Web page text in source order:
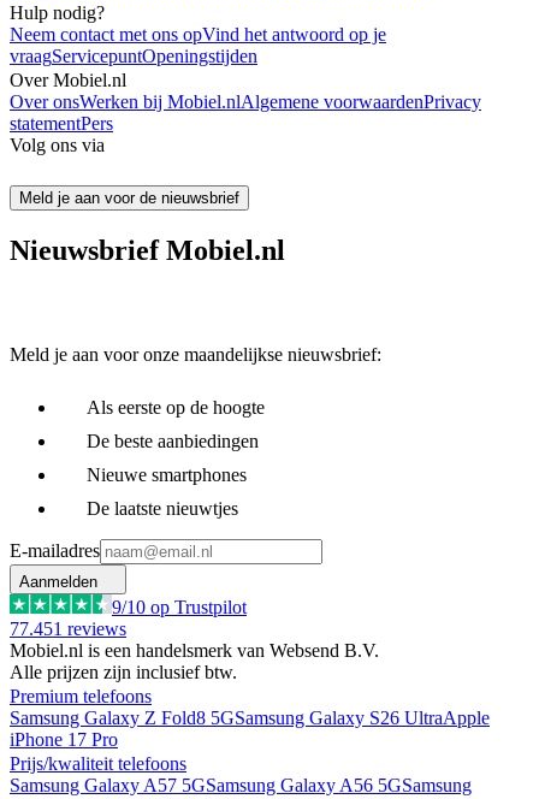
Hulp nodig?
Neem contact met ons opVind het antwoord op je
vraagServicepuntOpeningstijden
Over Mobiel.nl
Over onsWerken bij Mobiel.nlAlgemene voorwaardenPrivacy
statementPers
Volg ons via
Meld je aan voor de nieuwsbrief
Nieuwsbrief Mobiel.nl
Meld je aan voor onze maandelijkse nieuwsbrief:
Als eerste op de hoogte
De beste aanbiedingen
Nieuwe smartphones
De laatste nieuwtjes
E-mailadres
Aanmelden
9/10 op Trustpilot
77.451 reviews
Mobiel.nl is een handelsmerk van Websend B.V.
Alle prijzen zijn inclusief btw.
Premium telefoons
Samsung Galaxy Z Fold8 5GSamsung Galaxy S26 UltraApple
iPhone 17 Pro
Prijs/kwaliteit telefoons
Samsung Galaxy A57 5GSamsung Galaxy A56 5GSamsung